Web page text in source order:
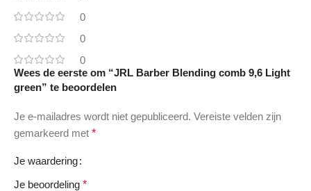
0
0
0
Wees de eerste om “JRL Barber Blending comb 9,6 Light
green” te beoordelen
Je e-mailadres wordt niet gepubliceerd. Vereiste velden zijn
gemarkeerd met *
Je waardering
Je beoordeling *